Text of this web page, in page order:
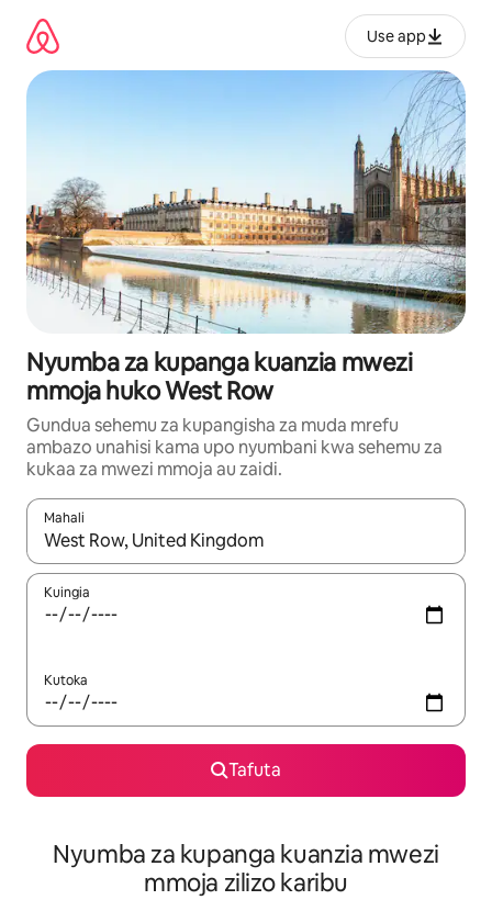
kwenda
kwenye
maudhui
Use app
Nyumba za kupanga kuanzia mwezi
mmoja huko West Row
Gundua sehemu za kupangisha za muda mrefu
ambazo unahisi kama upo nyumbani kwa sehemu za
kukaa za mwezi mmoja au zaidi.
Mahali
Wakati matokeo yanapatikana, vinjari kwa kutumia vitufe vya
Kuingia
Kutoka
Tafuta
Nyumba za kupanga kuanzia mwezi
mmoja zilizo karibu